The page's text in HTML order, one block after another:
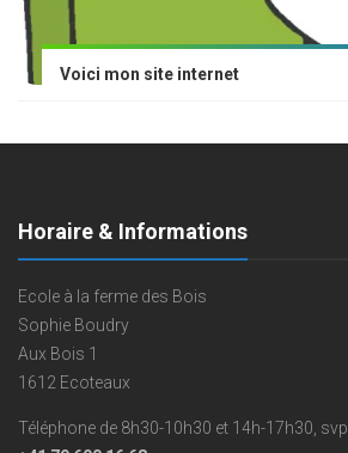
Voici mon site internet
Horaire & Informations
Ecole à la ferme des Bois
Sophie Boudry
Aux Bois 1
1612 Ecoteaux
Téléphone de 8h30-10h30 et 14h-17h30, svp